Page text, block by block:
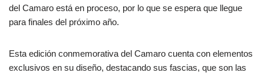
del Camaro está en proceso, por lo que se espera que llegue
para finales del próximo año.
Esta edición conmemorativa del Camaro cuenta con elementos
exclusivos en su diseño, destacando sus fascias, que son las